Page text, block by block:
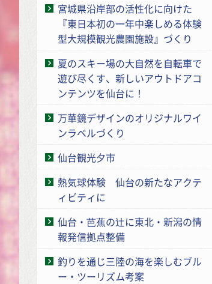
宮城県沿岸部の活性化に向けた
『東日本初の一年中楽しめる体験
型大規模観光農園施設』づくり
夏のスキー場の大自然を自転車で
遊び尽くす、新しいアウトドアコ
ンテンツを仙台に！
万華鏡デザインのオリジナルワイ
ンラベルづくり
仙台観光夕市
熱気球体験 仙台の新たなアクテ
ィビティに
仙台・芭蕉の辻に東北・新潟の情
報発信拠点整備
釣りを通じ三陸の海を楽しむブル
ー・ツーリズム考案